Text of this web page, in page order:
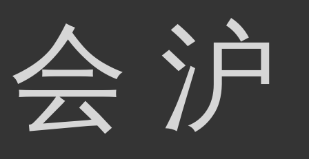
会 沪